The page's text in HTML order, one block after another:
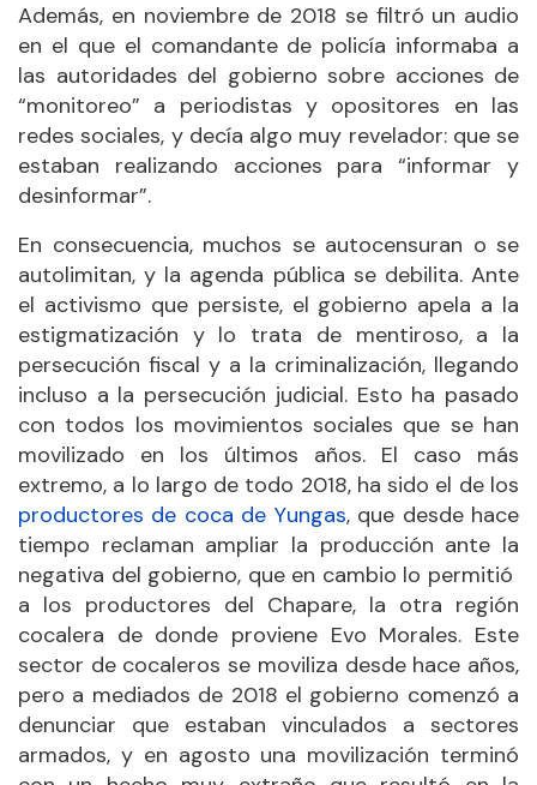
Además, en noviembre de 2018 se filtró un audio
en el que el comandante de policía informaba a
las autoridades del gobierno sobre acciones de
“monitoreo” a periodistas y opositores en las
redes sociales, y decía algo muy revelador: que se
estaban realizando acciones para “informar y
desinformar”.
En consecuencia, muchos se autocensuran o se
autolimitan, y la agenda pública se debilita. Ante
el activismo que persiste, el gobierno apela a la
estigmatización y lo trata de mentiroso, a la
persecución fiscal y a la criminalización, llegando
incluso a la persecución judicial. Esto ha pasado
con todos los movimientos sociales que se han
movilizado en los últimos años. El caso más
extremo, a lo largo de todo 2018, ha sido el de los
productores de coca de Yungas, que desde hace
tiempo reclaman ampliar la producción ante la
negativa del gobierno, que en cambio lo permitió
a los productores del Chapare, la otra región
cocalera de donde proviene Evo Morales. Este
sector de cocaleros se moviliza desde hace años,
pero a mediados de 2018 el gobierno comenzó a
denunciar que estaban vinculados a sectores
armados, y en agosto una movilización terminó